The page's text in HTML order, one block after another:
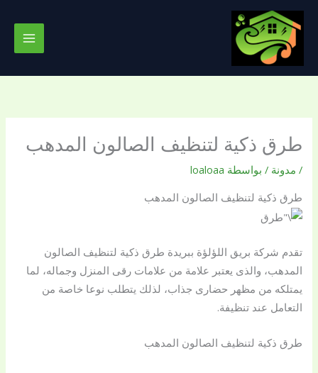
تخطي
المحتوى
طرق ذكية لتنظيف الصالون المدهب
/ مدونة / بواسطة loaloaa
طرق ذكية لتنظيف الصالون المدهب
تقدم شركة بريق اللؤلؤة ببريدة طرق ذكية لتنظيف الصالون
المدهب، والذى يعتبر علامة من علامات رقى المنزل وجماله، لما
يمتلكه من مظهر حضارى جذاب، لذلك يتطلب نوعا خاصة من
التعامل عند تنظيفة.
طرق ذكية لتنظيف الصالون المدهب